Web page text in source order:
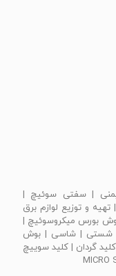
| سفتی سوئيچ |
و توزیع لوازم برق
بورس میکروسوئیچ |
| شستی | شاسی | بوش
گردان | كليد سوييچ